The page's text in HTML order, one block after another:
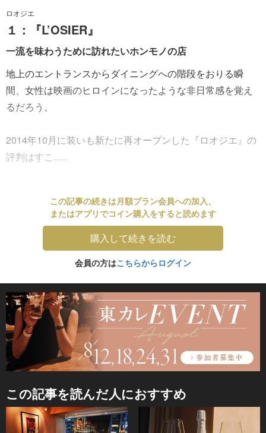
ロオジエ
１：『L’OSIER』
一流を味わうために訪れたいホンモノの店
地上のエントランスからダイニングへの階段をおりる瞬
間、女性は映画のヒロインになったような非日常感を覚え
るだろう。
2014年10月に装いも新たに再オープンした『ロオジエ』の
評判はすこ......
この記事の続きは月額プラン会員への加入、
またはアプリでコイン購入をすると読めます
購入して続きを読む
会員の方はこちらからログイン
この記事を読んだ人におすすめ